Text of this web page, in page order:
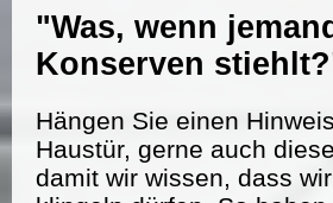
"Was, wenn
Konserven
Hängen Sie einen
Haustür, gerne auch
damit wir wissen, dass